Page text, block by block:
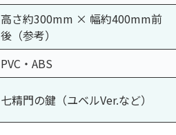
高さ約300mm × 幅約400mm前
後（参考）
PVC・ABS
七精門の鍵（ユベルVer.など）